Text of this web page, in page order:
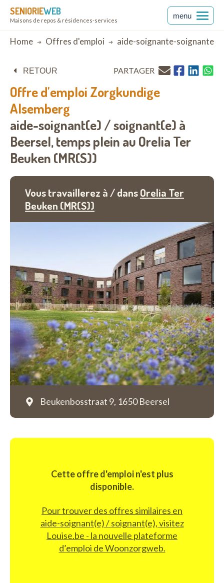
SENIORIEWEB
Maisons de repos & résidences-services
menu
Breadcrumb
Home Offres d'emploi aide-soignante-soignante
RETOUR PARTAGER
Offre d'emploi Zorgkundige
Alsemberg
aide-soignant(e) / soignant(e) à
Beersel,temps plein au Orelia Ter
Beuken (MR(S))
Vous travaillerez à / dansOrelia Ter
Beuken (MR(S))
Beukenbosstraat 9, 1650 Beersel
Cette offre d'emploi n'est plus
disponible.
Pour trouver des offres similaires en
aide-soignant(e) / soignant(e), visitez
Louise.be - la nouvelle plateforme
d’emploi de Woonzorgweb.